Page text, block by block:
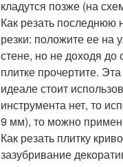
кладутся позже (на
Как резать
резки: положите ее на
стене, но не доходя
плитке прочертите.
идеале стоит
инструмента нет, то
9 мм), то можно
Как резать плитку
зазубривание